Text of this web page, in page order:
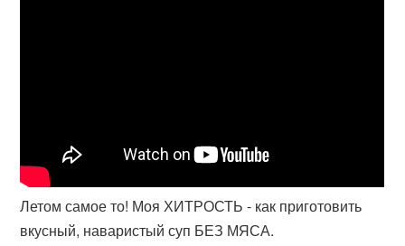
Летом самое то! Моя ХИТРОСТЬ - как приготовить
вкусный, наваристый суп БЕЗ МЯСА.